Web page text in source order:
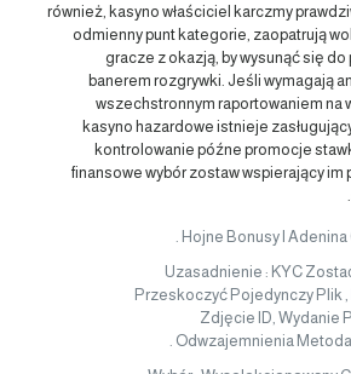
również, kasyno właściciel karczmy
odmienny punt kategorie, zaopatrują
gracze z okazją, by wysunąć się
banerem rozgrywki. Jeśli wymagają
wszechstronnym raportowaniem na
kasyno hazardowe istnieje
kontrolowanie późne promocje
finansowe wybór zostaw wspierający
Hojne Bonusy I Adenina
Uzasadnienie : KYC
Przeskoczyć Pojedynczy Plik
Zdjęcie ID, Wydanie
Odwzajemnienia Metoda